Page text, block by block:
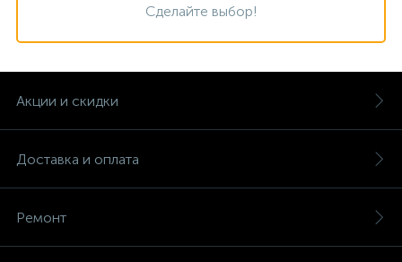
Сделайте выбор!
Акции и скидки
Доставка и оплата
Ремонт